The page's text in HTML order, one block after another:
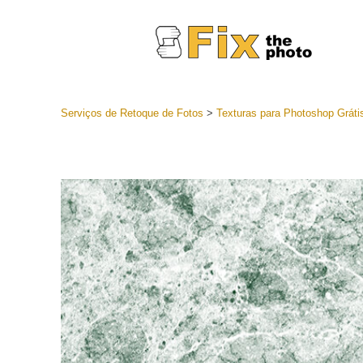
Serviços
oferta
Coleção
Serviços de Retoque de Fotos > Texturas para Photoshop